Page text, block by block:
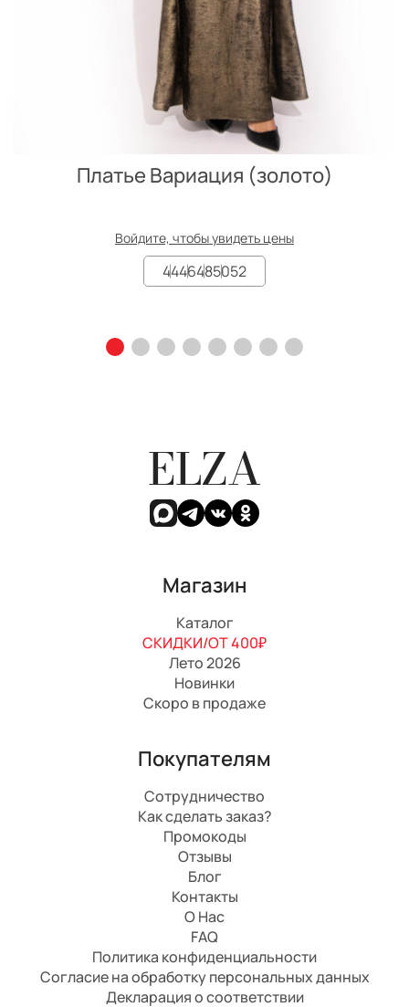
Платье Вариация (золото)
Войдите, чтобы увидеть цены
4446485052
ELZA
Магазин
Каталог
СКИДКИ/ОТ 400₽
Лето 2026
Новинки
Скоро в продаже
Покупателям
Сотрудничество
Как сделать заказ?
Промокоды
Отзывы
Блог
Контакты
О Нас
FAQ
Политика конфиденциальности
Согласие на обработку персональных данных
Декларация о соответствии